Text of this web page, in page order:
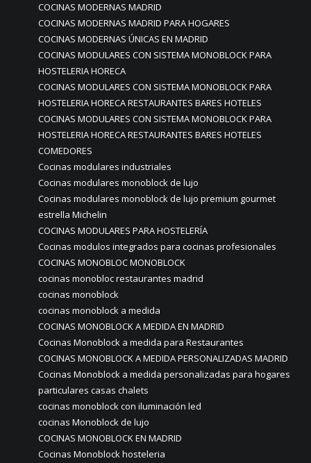
COCINAS MODERNAS MADRID
COCINAS MODERNAS MADRID PARA HOGARES
COCINAS MODERNAS ÚNICAS EN MADRID
COCINAS MODULARES CON SISTEMA MONOBLOCK PARA
HOSTELERIA HORECA
COCINAS MODULARES CON SISTEMA MONOBLOCK PARA
HOSTELERIA HORECA RESTAURANTES BARES HOTELES
COCINAS MODULARES CON SISTEMA MONOBLOCK PARA
HOSTELERIA HORECA RESTAURANTES BARES HOTELES
COMEDORES
Cocinas modulares industriales
Cocinas modulares monoblock de lujo
Cocinas modulares monoblock de lujo premium gourmet
estrella Michelin
COCINAS MODULARES PARA HOSTELERÍA
Cocinas modulos integrados para cocinas profesionales
COCINAS MONOBLOC MONOBLOCK
cocinas monobloc restaurantes madrid
cocinas monoblock
cocinas monoblock a medida
COCINAS MONOBLOCK A MEDIDA EN MADRID
Cocinas Monoblock a medida para Restaurantes
COCINAS MONOBLOCK A MEDIDA PERSONALIZADAS MADRID
Cocinas Monoblock a medida personalizadas para hogares
particulares casas chalets
cocinas monoblock con iluminación led
cocinas Monoblock de lujo
COCINAS MONOBLOCK EN MADRID
Cocinas Monoblock hosteleria